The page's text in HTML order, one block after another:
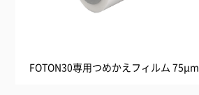
FOTON30専用つめかえフィルム 75μm